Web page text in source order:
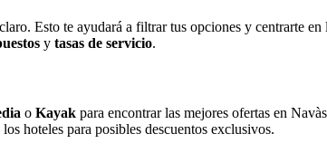
claro. Esto te ayudará a filtrar tus opciones y centrarte
y tasas de servicio.
o Kayak para encontrar las mejores ofertas en
hoteles para posibles descuentos exclusivos.